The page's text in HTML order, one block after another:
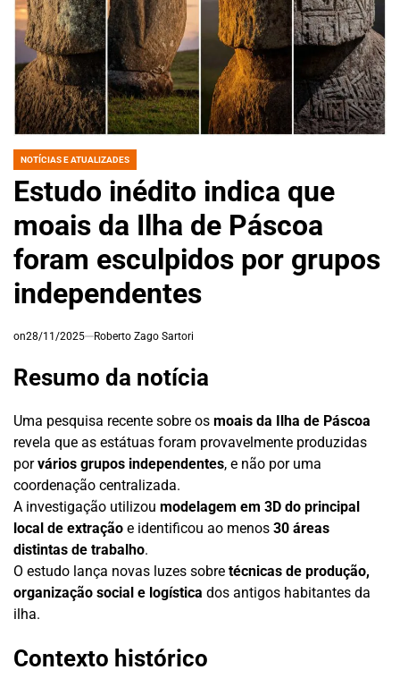
POSTED
NOTÍCIAS E ATUALIZADES
Estudo inédito indica que
moais da Ilha de Páscoa
foram esculpidos por grupos
independentes
on28/11/2025 Roberto Zago Sartori
Resumo da notícia
Uma pesquisa recente sobre os moais da Ilha de Páscoa
revela que as estátuas foram provavelmente produzidas
porvários grupos independentes, e não por uma
coordenação centralizada.
A investigação utilizou modelagem em 3D do principal
local de extração e identificou ao menos 30 áreas
distintas de trabalho.
O estudo lança novas luzes sobre técnicas de produção,
organização social e logística dos antigos habitantes da
ilha.
Contexto histórico